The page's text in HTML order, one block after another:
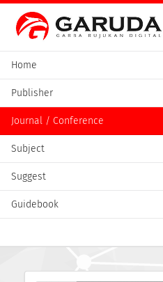
Home
Publisher
Journal / Conference
Subject
Suggest
Guidebook